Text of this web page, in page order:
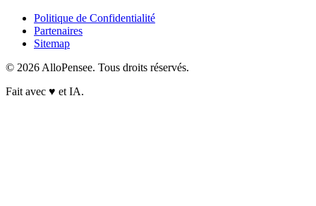
Politique de Confidentialité
Partenaires
Sitemap
© 2026 AlloPensee. Tous droits réservés.
Fait avec ♥ et IA.